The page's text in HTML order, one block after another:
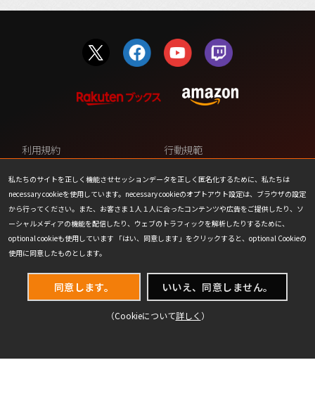
私たちのサイトを正しく機能させセッションデータを正しく匿名化するために、私たちは
necessary cookieを使用しています。necessary cookieのオプトアウト設定は、ブラウザの設定
から行ってください。また、お客さま１人１人に合ったコンテンツや広告をご提供したり、ソ
ーシャルメディアの機能を配信したり、ウェブのトラフィックを解析したりするために、
optional cookieも使用しています 「はい、同意します」をクリックすると、optional Cookieの
使用に同意したものとします。
同意します。 いいえ、同意しません。
（Cookieについて詳しく ）
利用規約
行動規範
プライバシーポリシー
カスタマーサポート
ファンコンテンツ・ポリシー
個人情報の販売や共有を許可し
ない
COOKIE
プレスリリース
会社情報
お問い合わせ